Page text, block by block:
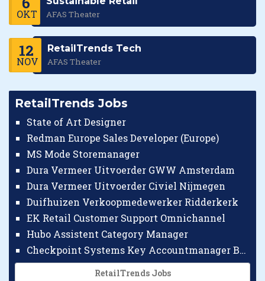
OKT AFAS Theater
12
NOV
RetailTrends Tech
AFAS Theater
RetailTrends Jobs
State of Art Designer
Redman Europe Sales Developer (Europe)
MS Mode Storemanager
Dura Vermeer Uitvoerder GWW Amsterdam
Dura Vermeer Uitvoerder Civiel Nijmegen
Duifhuizen Verkoopmedewerker Ridderkerk
EK Retail Customer Support Omnichannel
Hubo Assistent Category Manager
Checkpoint Systems Key Accountmanager Benelux
RetailTrends Jobs